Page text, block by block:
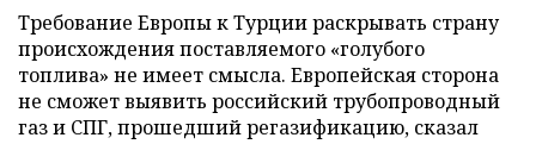
Требование Европы к Турции раскрывать страну
происхождения поставляемого «голубого
топлива» не имеет смысла. Европейская сторона
не сможет выявить российский трубопроводный
газ и СПГ, прошедший регазификацию, сказал